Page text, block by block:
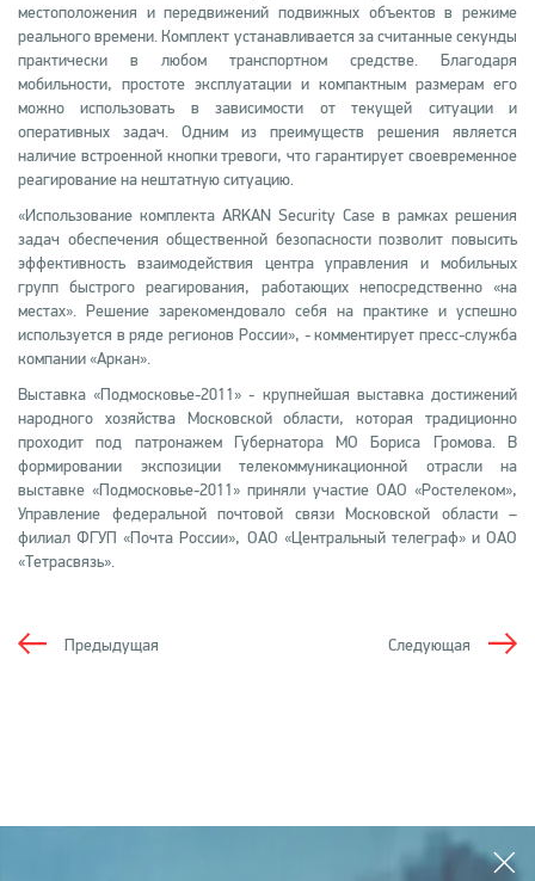
местоположения и передвижений подвижных объектов в режиме
реального времени. Комплект устанавливается за считанные секунды
практически в любом транспортном средстве. Благодаря
мобильности, простоте эксплуатации и компактным размерам его
можно использовать в зависимости от текущей ситуации и
оперативных задач. Одним из преимуществ решения является
наличие встроенной кнопки тревоги, что гарантирует своевременное
реагирование на нештатную ситуацию.
«Использование комплекта ARKAN Security Case в рамках решения
задач обеспечения общественной безопасности позволит повысить
эффективность взаимодействия центра управления и мобильных
групп быстрого реагирования, работающих непосредственно «на
местах». Решение зарекомендовало себя на практике и успешно
используется в ряде регионов России», - комментирует пресс-служба
компании «Аркан».
Выставка «Подмосковье-2011» - крупнейшая выставка достижений
народного хозяйства Московской области, которая традиционно
проходит под патронажем Губернатора МО Бориса Громова. В
формировании экспозиции телекоммуникационной отрасли на
выставке «Подмосковье-2011» приняли участие ОАО «Ростелеком»,
Управление федеральной почтовой связи Московской области –
филиал ФГУП «Почта России», ОАО «Центральный телеграф» и ОАО
«Тетрасвязь».
Следующая
Предыдущая